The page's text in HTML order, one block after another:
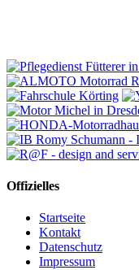
Offizielles
Startseite
Kontakt
Datenschutz
Impressum